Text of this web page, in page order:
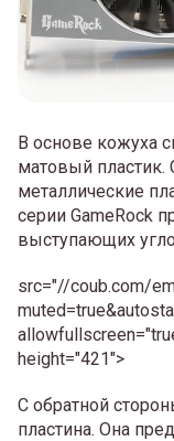
В основе кожуха
матовый
металлические
серии GameRock
выступающих
src="//coub.com/
height="421">
С обратной
пластина. Она